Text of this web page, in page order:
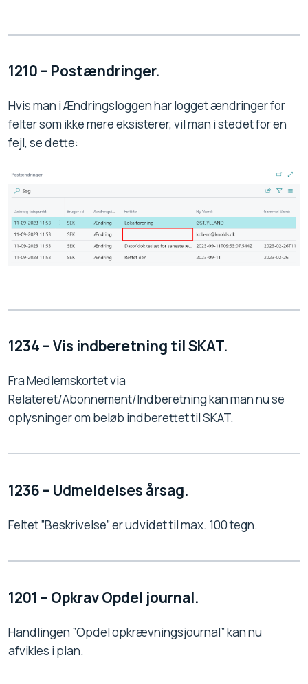
1210 – Postændringer.
Hvis man i Ændringsloggen har logget ændringer for
felter som ikke mere eksisterer, vil man i stedet for en
fejl, se dette:
1234 – Vis indberetning til SKAT.
Fra Medlemskortet via
Relateret/Abonnement/Indberetning kan man nu se
oplysninger om beløb indberettet til SKAT.
1236 – Udmeldelses årsag.
Feltet ”Beskrivelse” er udvidet til max. 100 tegn.
1201 – Opkrav Opdel journal.
Handlingen ”Opdel opkrævningsjournal” kan nu
afvikles i plan.